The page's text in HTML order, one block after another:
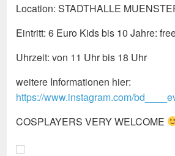
Location: STADTHALLE
Eintritt: 6 Euro Kids bis 10 Jahre:
Uhrzeit: von 11 Uhr bis 18 Uhr
weitere Informationen hier:
https://www.instagram.com/
COSPLAYERS VERY WELCOME